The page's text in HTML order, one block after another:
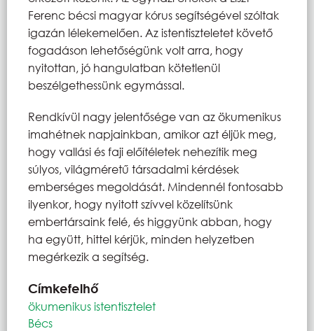
Ferenc bécsi magyar kórus segítségével szóltak
igazán lélekemelően. Az istentiszteletet követő
fogadáson lehetőségünk volt arra, hogy
nyitottan, jó hangulatban kötetlenül
beszélgethessünk egymással.
Rendkívül nagy jelentősége van az ökumenikus
imahétnek napjainkban, amikor azt éljük meg,
hogy vallási és faji előítéletek nehezítik meg
súlyos, világméretű társadalmi kérdések
emberséges megoldását. Mindennél fontosabb
ilyenkor, hogy nyitott szívvel közelítsünk
embertársaink felé, és higgyünk abban, hogy
ha együtt, hittel kérjük, minden helyzetben
megérkezik a segítség.
Címkefelhő
ökumenikus istentisztelet
Bécs